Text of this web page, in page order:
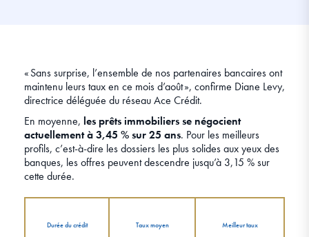
« Sans surprise, l’ensemble de nos partenaires bancaires ont
maintenu leurs taux en ce mois d’août », confirme Diane Levy,
directrice déléguée du réseau Ace Crédit.
En moyenne, les prêts immobiliers se négocient
actuellement à 3,45 % sur 25 ans. Pour les meilleurs
profils, c’est-à-dire les dossiers les plus solides aux yeux des
banques, les offres peuvent descendre jusqu’à 3,15 % sur
cette durée.
Durée du crédit Taux moyen Meilleur taux